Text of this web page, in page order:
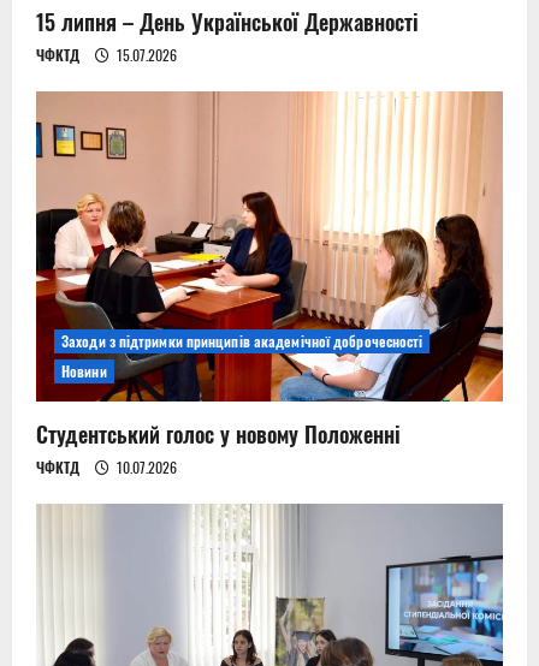
15 липня – День Української Державності
ЧФКТД 15.07.2026
Заходи з підтримки принципів академічної доброчесності
Новини
Студентський голос у новому Положенні
ЧФКТД 10.07.2026